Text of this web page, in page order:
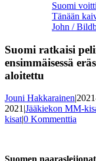
Suomi
Tänään
John /
Suomi ratkaisi
ensimmäisessä
aloitettu
Jouni Hakkarainen|
2021|Jääkiekon MM-
kisat|0 Kommenttia